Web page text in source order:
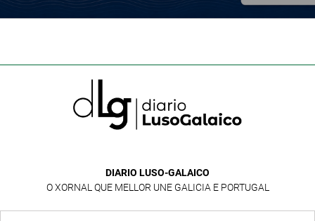
DIARIO LUSO-GALAICO
O XORNAL QUE MELLOR UNE GALICIA E PORTUGAL